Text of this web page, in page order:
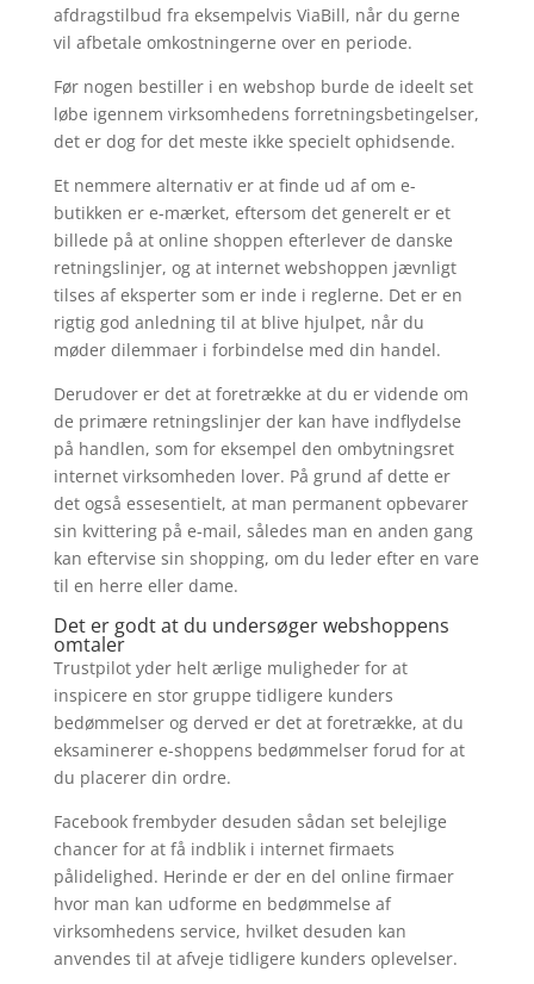
afdragstilbud fra eksempelvis ViaBill, når du gerne
vil afbetale omkostningerne over en periode.
Før nogen bestiller i en webshop burde de ideelt set
løbe igennem virksomhedens forretningsbetingelser,
det er dog for det meste ikke specielt ophidsende.
Et nemmere alternativ er at finde ud af om e-
butikken er e-mærket, eftersom det generelt er et
billede på at online shoppen efterlever de danske
retningslinjer, og at internet webshoppen jævnligt
tilses af eksperter som er inde i reglerne. Det er en
rigtig god anledning til at blive hjulpet, når du
møder dilemmaer i forbindelse med din handel.
Derudover er det at foretrække at du er vidende om
de primære retningslinjer der kan have indflydelse
på handlen, som for eksempel den ombytningsret
internet virksomheden lover. På grund af dette er
det også essesentielt, at man permanent opbevarer
sin kvittering på e-mail, således man en anden gang
kan eftervise sin shopping, om du leder efter en vare
til en herre eller dame.
Det er godt at du undersøger webshoppens
omtaler
Trustpilot yder helt ærlige muligheder for at
inspicere en stor gruppe tidligere kunders
bedømmelser og derved er det at foretrække, at du
eksaminerer e-shoppens bedømmelser forud for at
du placerer din ordre.
Facebook frembyder desuden sådan set belejlige
chancer for at få indblik i internet firmaets
pålidelighed. Herinde er der en del online firmaer
hvor man kan udforme en bedømmelse af
virksomhedens service, hvilket desuden kan
anvendes til at afveje tidligere kunders oplevelser.